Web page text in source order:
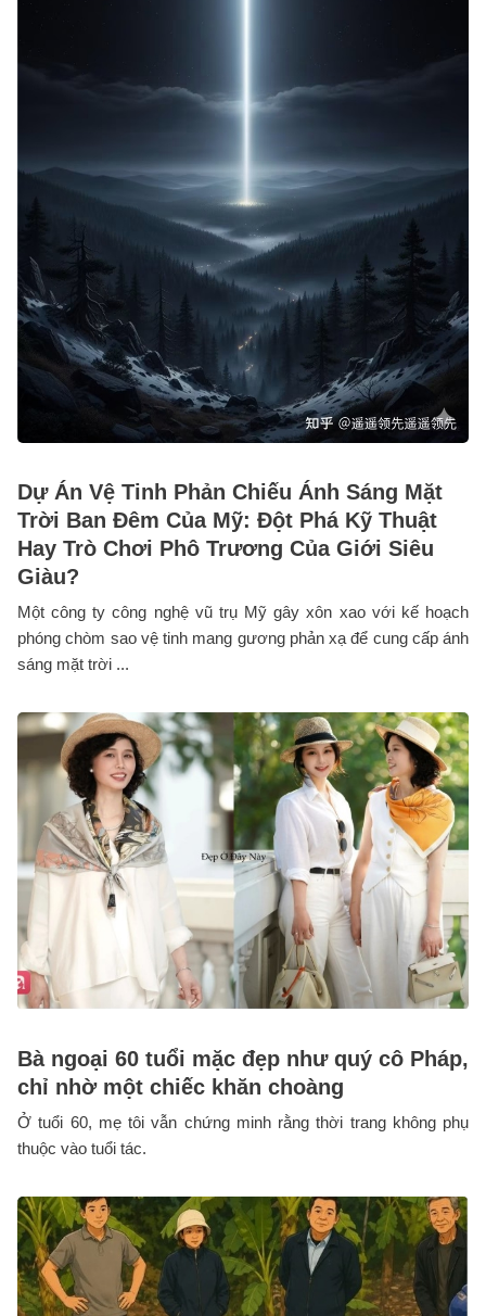
Dự Án Vệ Tinh Phản Chiếu Ánh Sáng Mặt
Trời Ban Đêm Của Mỹ: Đột Phá Kỹ Thuật
Hay Trò Chơi Phô Trương Của Giới Siêu
Giàu?
Một công ty công nghệ vũ trụ Mỹ gây xôn xao với kế hoạch
phóng chòm sao vệ tinh mang gương phản xạ để cung cấp ánh
sáng mặt trời ...
Bà ngoại 60 tuổi mặc đẹp như quý cô Pháp,
chỉ nhờ một chiếc khăn choàng
Ở tuổi 60, mẹ tôi vẫn chứng minh rằng thời trang không phụ
thuộc vào tuổi tác.